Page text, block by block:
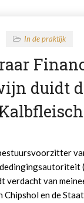
In de praktijk
duidt
verdacht van
Chipshol en de